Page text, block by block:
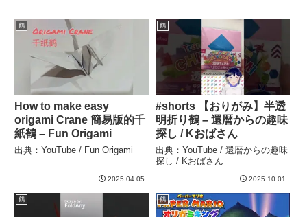
鶴
How to make easy
origami Crane 簡易版的千
紙鶴 – Fun Origami
出典：YouTube / Fun Origami
2025.04.05
鶴
#shorts 【おりがみ】半透
明折り鶴 – 還暦からの趣味
探し / Kおばさん
出典：YouTube / 還暦からの趣味
探し / Kおばさん
2025.10.01
鶴 鶴